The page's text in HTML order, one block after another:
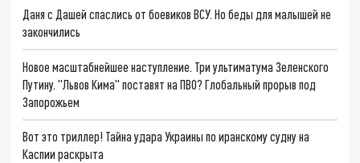
Даня с Дашей спаслись от боевиков ВСУ. Но беды для малышей не
закончились
Новое масштабнейшее наступление. Три ультиматума Зеленского
Путину. "Львов Кима" поставят на ПВО? Глобальный прорыв под
Запорожьем
Вот это триллер! Тайна удара Украины по иранскому судну на
Каспии раскрыта